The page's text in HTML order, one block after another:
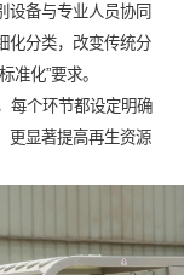
设备与专业人员协同
化分类，改变传统分
准化”要求。
每个环节都设定明确
更显著提高再生资源